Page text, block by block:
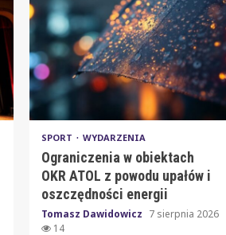
SPORT WYDARZENIA
Ograniczenia w obiektach
OKR ATOL z powodu upałów i
oszczędności energii
Tomasz Dawidowicz 7 sierpnia 2026
14